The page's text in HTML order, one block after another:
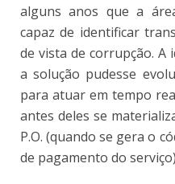
alguns anos que a
capaz de identificar
de vista de corrupção. A
a solução pudesse
para atuar em tempo
antes deles se
P.O. (quando se gera o
de pagamento do